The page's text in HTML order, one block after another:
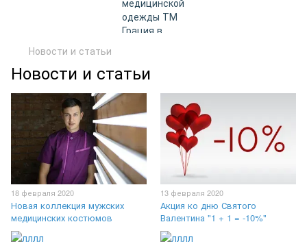
Новости и статьи
Новости и статьи
18 февраля 2020
Новая коллекция мужских
медицинских костюмов
13 февраля 2020
Акция ко дню Святого
Валентина "1 + 1 = -10%"